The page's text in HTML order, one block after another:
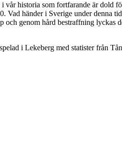
historia som fortfarande är dold
händer i Sverige under denna
genom hård bestraffning lyckas
i Lekeberg med statister från